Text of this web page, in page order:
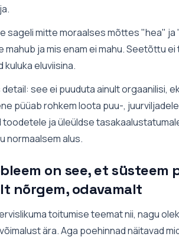
sageli mitte moraalses mõttes "hea" ja
ja mis enam ei mahu. Seetõttu
kuluka eluviisina.
detail: see ei puuduta ainult orgaanilisi,
püüab rohkem loota puu-,
ja üleüldse
normaalsem alus.
on see, et süsteem
nõrgem, odavamalt
toitumise teemat nii, nagu
ära. Aga poehinnad näitavad